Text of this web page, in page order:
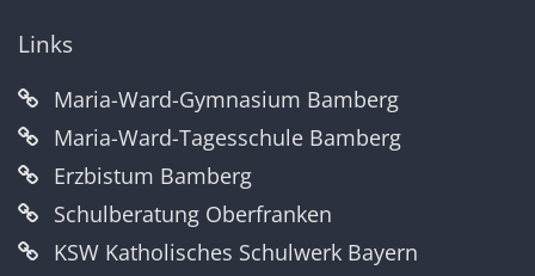
Links
Maria-Ward-Gymnasium Bamberg
Maria-Ward-Tagesschule Bamberg
Erzbistum Bamberg
Schulberatung Oberfranken
KSW Katholisches Schulwerk Bayern